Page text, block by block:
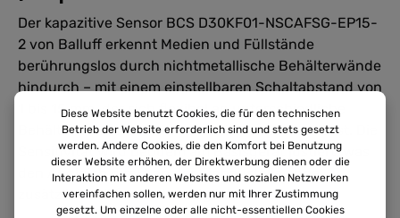
Der kapazitive Sensor BCS D30KF01-NSCAFSG-EP15-
2 von Balluff erkennt Medien und Füllstände
berührungslos durch nichtmetallische Behälterwände
hindurch – mit einem einstellbaren Schaltabstand von
1 bis 15 mm, der sich flexibel an unterschiedliche
Behälterwandstärken und Medien anpassen lässt. Die
Sensitivität wird bequem am Basisgerät justiert, was
den Abgleich direkt an der Einbaustelle ohne
zusätzliche Hilfsmittel ermöglicht.
Diese Website benutzt Cookies, die für den technischen
Betrieb der Website erforderlich sind und stets gesetzt
werden. Andere Cookies, die den Komfort bei Benutzung
dieser Website erhöhen, der Direktwerbung dienen oder die
Interaktion mit anderen Websites und sozialen Netzwerken
vereinfachen sollen, werden nur mit Ihrer Zustimmung
gesetzt. Um einzelne oder alle nicht-essentiellen Cookies